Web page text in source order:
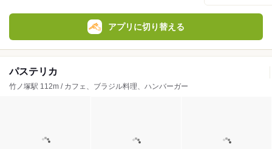
アプリに切り替える
パステリカ
竹ノ塚駅 112m / カフェ、ブラジル料理、ハンバーガー